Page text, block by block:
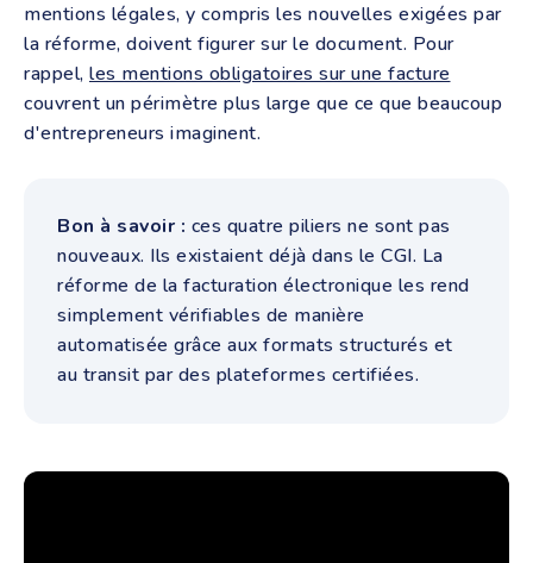
mentions légales, y compris les nouvelles exigées par
la réforme, doivent figurer sur le document. Pour
rappel, les mentions obligatoires sur une facture
couvrent un périmètre plus large que ce que beaucoup
d'entrepreneurs imaginent.
Bon à savoir : ces quatre piliers ne sont pas
nouveaux. Ils existaient déjà dans le CGI. La
réforme de la facturation électronique les rend
simplement vérifiables de manière
automatisée grâce aux formats structurés et
au transit par des plateformes certifiées.